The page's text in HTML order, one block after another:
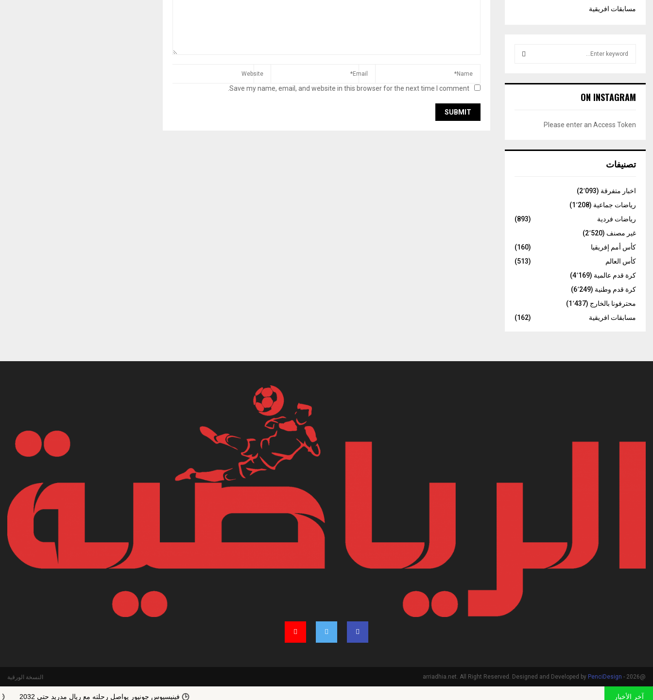
Save my name, email, and website in this browser for the next time I comment.
مسابقات افريقية
h
C
ON INSTAGRAM
Please enter an Access Token
تصنيفات
اخبار متفرقة (2٬093)
رياضات جماعية (1٬208)
رياضات فردية
(893)
غير مصنف (2٬520)
كأس أمم إفريقيا
(160)
كأس العالم
(513)
كرة قدم عالمية (4٬169)
كرة قدم وطنية (6٬249)
محترفونا بالخارج (1٬437)
مسابقات افريقية
(162)
@2026 - arriadhia.net. All Right Reserved. Designed and Developed by
PenciDesign النسخة الورقية
آخر الأخبار فينيسيوس جونيور يواصل رحلته مع ريال مدريد حتى 2032 رغم